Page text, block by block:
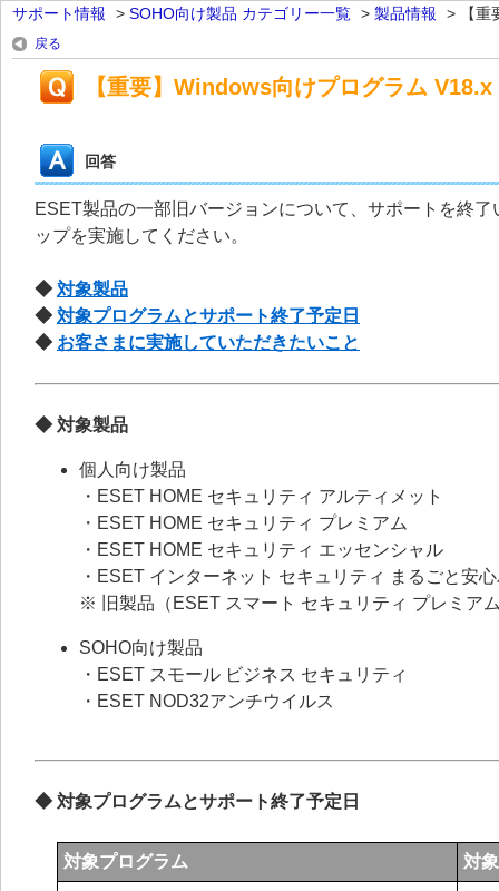
サポート情報 > SOHO向け製品 カテゴリー一覧 > 製品情報 > 【
戻る
【重要】Windows向けプログラム
回答
ESET製品の一部旧バージョンについて、サポートを終
ップを実施してください。
◆ 対象製品
◆ 対象プログラムとサポート終了予定日
◆ お客さまに実施していただきたいこと
◆ 対象製品
個人向け製品
・ESET HOME セキュリティ アルティメット
・ESET HOME セキュリティ プレミアム
・ESET HOME セキュリティ エッセンシャル
・ESET インターネット セキュリティ まるごと安
※ 旧製品（ESET スマート セキュリティ プレミア
SOHO向け製品
・ESET スモール ビジネス セキュリティ
・ESET NOD32アンチウイルス
◆ 対象プログラムとサポート終了予定日
対象プログラム 対